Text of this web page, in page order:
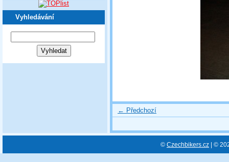
Vyhledávání
← Předchozí
© Czechbikers.cz | ©